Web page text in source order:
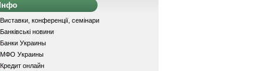
Інфо
Виставки, конференції, семінари
Банківські новини
Банки Украины
МФО Украины
Кредит онлайн